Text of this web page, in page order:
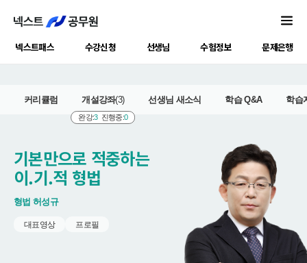
넥스트패스 수강신청 선생님 수험정보 문제은행
커리큘럼 개설강좌(3)
완강:3 진행중:0
선생님 새소식 학습 Q&A 학습
기본만으로 적중하는
이.기.적 형법
형법 허성규
대표영상 프로필